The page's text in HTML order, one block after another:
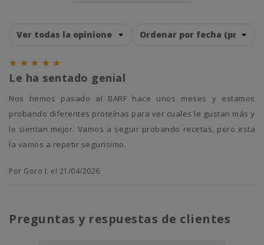
    
Le ha sentado genial
Nos hemos pasado al BARF hace unos meses y estamos
probando diferentes proteínas para ver cuales le gustan más y
le sientan mejor. Vamos a seguir probando recetas, pero esta
la vamos a repetir segurisimo.
Por Goro I. el 21/04/2026
Preguntas y respuestas de clientes